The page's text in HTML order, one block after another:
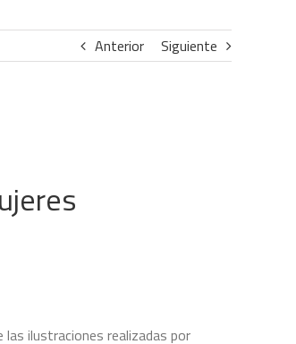
Anterior Siguiente
las ilustraciones realizadas por